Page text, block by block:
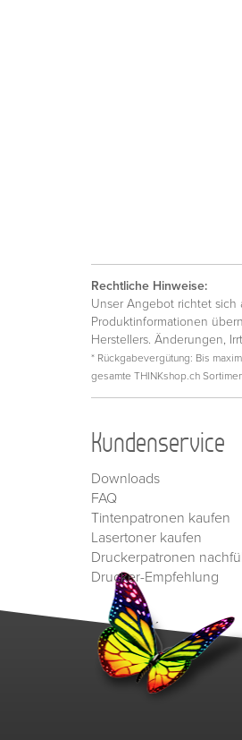
Rechtliche Hinweise:
Unser Angebot richtet sich
Produktinformationen
Herstellers. Änderungen,
* Rückgabevergütung: Bis
gesamte THINKshop.ch
Kundenservice
Downloads
FAQ
Tintenpatronen kaufen
Lasertoner kaufen
Druckerpatronen
Drucker-Empfehlung